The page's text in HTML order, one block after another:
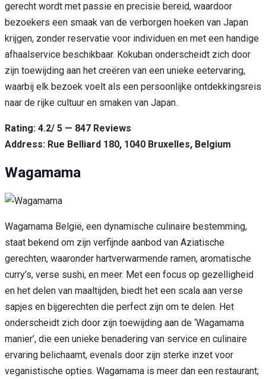
gerecht wordt met passie en precisie bereid, waardoor
bezoekers een smaak van de verborgen hoeken van Japan
krijgen, zonder reservatie voor individuen en met een handige
afhaalservice beschikbaar. Kokuban onderscheidt zich door
zijn toewijding aan het creëren van een unieke eetervaring,
waarbij elk bezoek voelt als een persoonlijke ontdekkingsreis
naar de rijke cultuur en smaken van Japan.
Rating: 4.2/ 5 — 847 Reviews
Address: Rue Belliard 180, 1040 Bruxelles, Belgium
Wagamama
Wagamama België, een dynamische culinaire bestemming,
staat bekend om zijn verfijnde aanbod van Aziatische
gerechten, waaronder hartverwarmende ramen, aromatische
curry’s, verse sushi, en meer. Met een focus op gezelligheid
en het delen van maaltijden, biedt het een scala aan verse
sapjes en bijgerechten die perfect zijn om te delen. Het
onderscheidt zich door zijn toewijding aan de ‘Wagamama
manier’, die een unieke benadering van service en culinaire
ervaring belichaamt, evenals door zijn sterke inzet voor
veganistische opties. Wagamama is meer dan een restaurant;